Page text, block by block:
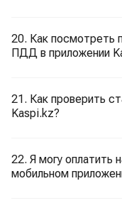
20. Как посмотреть
ПДД в приложении
21. Как проверить
Kaspi.kz?
22. Я могу оплатить
мобильном